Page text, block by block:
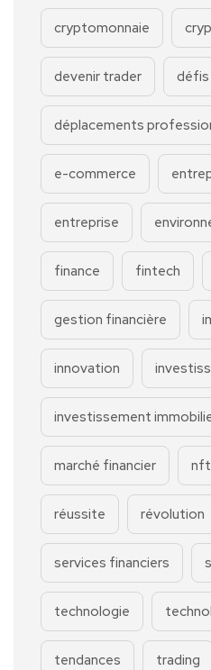
cryptomonnaie
devenir trader défis
déplacements
e-commerce
entreprise
finance fintech
gestion financière
innovation
investissement
marché financier nft
réussite révolution
services financiers
technologie
tendances trading